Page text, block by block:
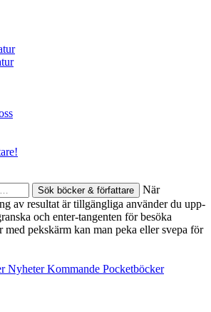
När
av resultat är tillgängliga använder du upp-
och enter-tangenten för besöka
med pekskärm kan man peka eller svepa för
NyheterKommande Pocketböcker